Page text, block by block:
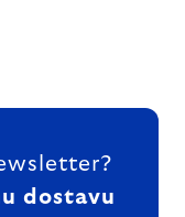
dostavu